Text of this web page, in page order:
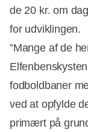
de 20 kr. om
for udviklingen.
”Mange af de
fodboldbaner
ved at opfylde
primært på